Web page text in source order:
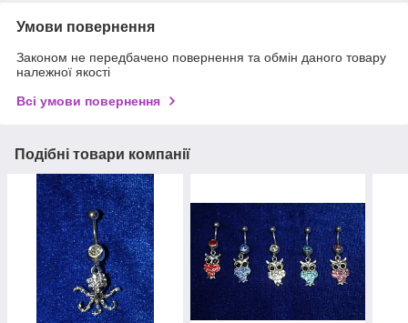
Умови повернення
Законом не передбачено повернення та обмін даного товару
належної якості
Всі умови повернення
Подібні товари компанії